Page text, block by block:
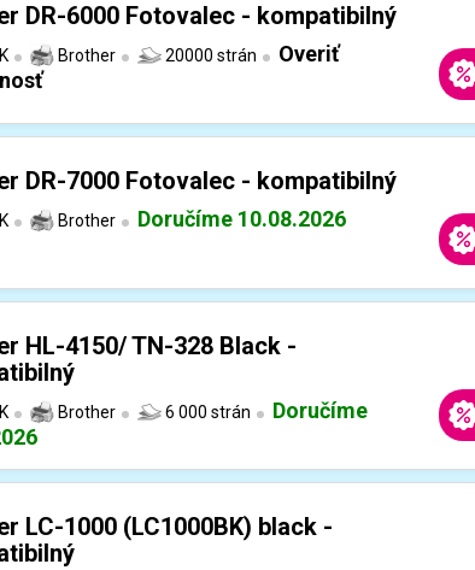
DR-6000 Fotovalec - kompatibilný
Brother 20000 strán
Overiť
DR-7000 Fotovalec - kompatibilný
Brother Doručíme 10.08.2026
HL-4150/ TN-328 Black -
Brother 6 000 strán
Doručíme
LC-1000 (LC1000BK) black -